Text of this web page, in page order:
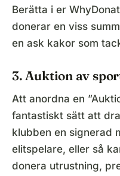
Berätta i er
donerar en viss
en ask kakor som
3. Auktion av
Att anordna en
fantastiskt sätt att
klubben en signerad
elitspelare, eller så
donera utrustning,